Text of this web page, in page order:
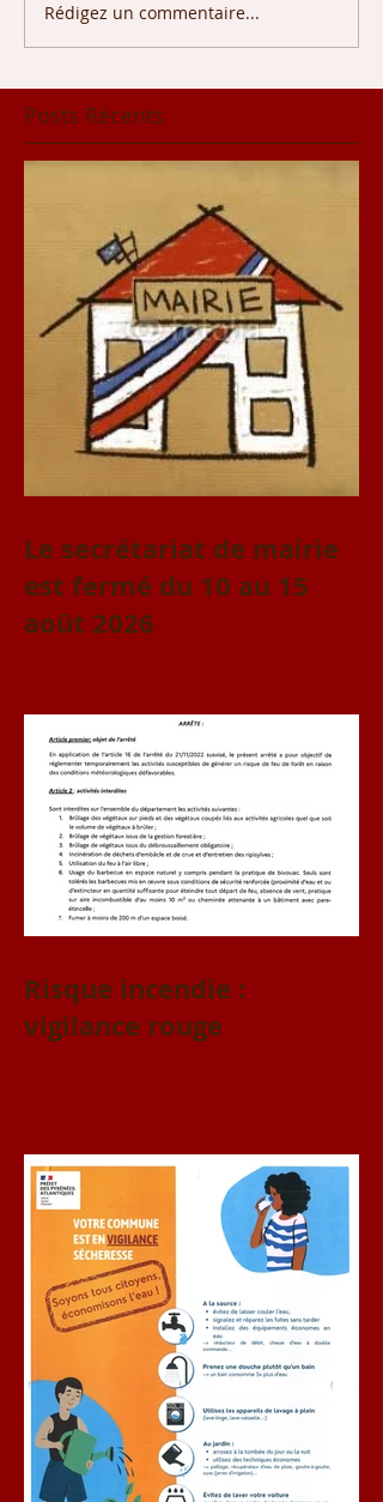
Rédigez un commentaire...
Posts Récents
Le secrétariat de mairie
est fermé du 10 au 15
août 2026
Risque incendie :
vigilance rouge